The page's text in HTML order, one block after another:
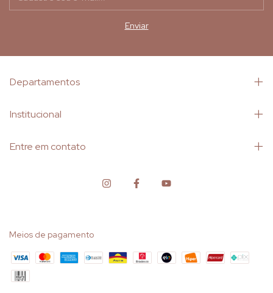
Departamentos
Institucional
Entre em contato
Meios de pagamento